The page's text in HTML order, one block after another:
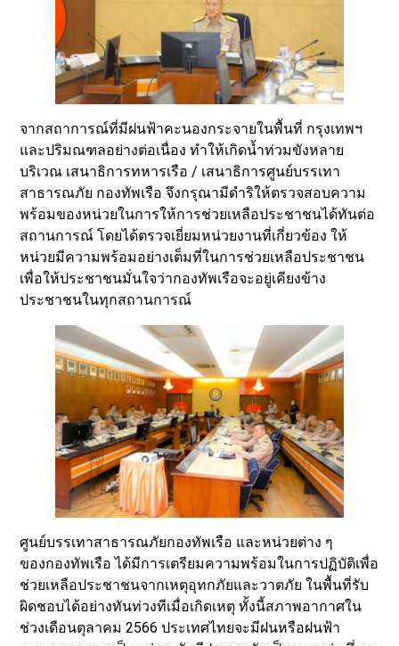
จากสถาการณ์ที่มีฝนฟ้าคะนองกระจายในพื้นที่ กรุงเทพฯ
และปริมณฑลอย่างต่อเนื่อง ทำให้เกิดน้ำท่วมขังหลาย
บริเวณ เสนาธิการทหารเรือ / เสนาธิการศูนย์บรรเทา
สาธารณภัย กองทัพเรือ จึงกรุณามีดำริให้ตรวจสอบความ
พร้อมของหน่วยในการให้การช่วยเหลือประชาชนได้ทันต่อ
สถานการณ์ โดยได้ตรวจเยี่ยมหน่วยงานที่เกี่ยวข้อง ให้
หน่วยมีความพร้อมอย่างเต็มที่ในการช่วยเหลือประชาชน
เพื่อให้ประชาชนมั่นใจว่ากองทัพเรือจะอยู่เคียงข้าง
ประชาชนในทุกสถานการณ์
ศูนย์บรรเทาสาธารณภัยกองทัพเรือ และหน่วยต่าง ๆ
ของกองทัพเรือ ได้มีการเตรียมความพร้อมในการปฏิบัติเพื่อ
ช่วยเหลือประชาชนจากเหตุอุทกภัยและวาตภัย ในพื้นที่รับ
ผิดชอบได้อย่างทันท่วงทีเมื่อเกิดเหตุ ทั้งนี้สภาพอากาศใน
ช่วงเดือนตุลาคม 2566 ประเทศไทยจะมีฝนหรือฝนฟ้า